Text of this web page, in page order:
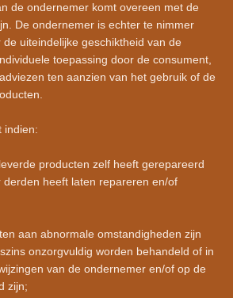
de ondernemer komt overeen met de
De ondernemer is echter te nimmer
uiteindelijke geschiktheid van de
toepassing door de consument,
ten aanzien van het gebruik of de
indien:
producten zelf heeft gerepareerd
heeft laten repareren en/of
aan abnormale omstandigheden zijn
onzorgvuldig worden behandeld of in
van de ondernemer en/of op de
zijn;